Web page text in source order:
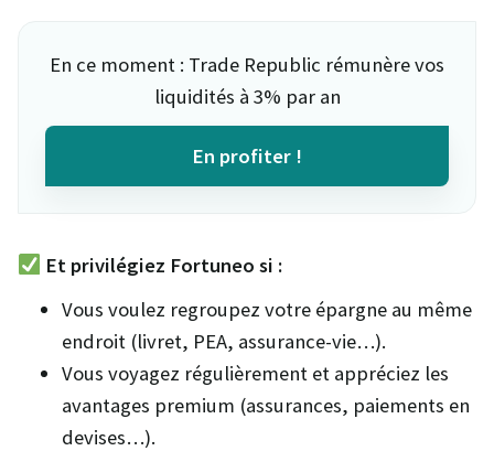
En ce moment : Trade Republic rémunère vos
liquidités à 3% par an
En profiter !
Et privilégiez Fortuneo si :
Vous voulez regroupez votre épargne au même
endroit (livret, PEA, assurance-vie…).
Vous voyagez régulièrement et appréciez les
avantages premium (assurances, paiements en
devises…).